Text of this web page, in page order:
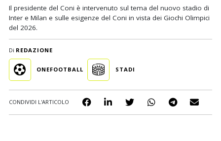
Il presidente del Coni è intervenuto sul tema del nuovo stadio di
Inter e Milan e sulle esigenze del Coni in vista dei Giochi Olimpici
del 2026.
Di REDAZIONE
ONEFOOTBALL STADI
CONDIVIDI L'ARTICOLO